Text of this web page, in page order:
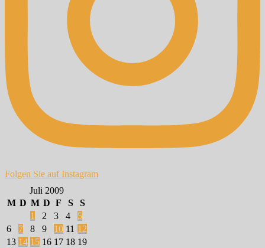
Folgen Sie auf Instagram
Juli 2009
M D M D F S
S
1
2 3 4
5
6
7 8 9 10 11 12
13 14 15 16 17 18 19